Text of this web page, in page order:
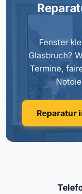
Fenster
Glasbruch?
Termine,
Reparatur